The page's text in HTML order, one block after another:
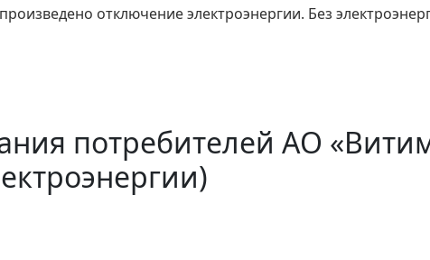
отключение электроэнергии. Без
потребителей АО